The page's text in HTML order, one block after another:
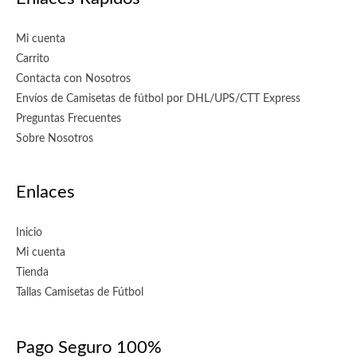
Mi cuenta
Carrito
Contacta con Nosotros
Envíos de Camisetas de fútbol por DHL/UPS/CTT Express
Preguntas Frecuentes
Sobre Nosotros
Enlaces
Inicio
Mi cuenta
Tienda
Tallas Camisetas de Fútbol
Pago Seguro 100%